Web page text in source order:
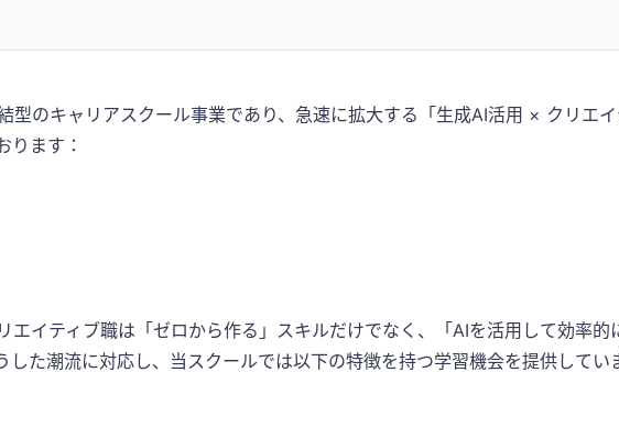
型のキャリアスクール事業であり、急速に拡大する「生成AI活用 × クリエ
ります：
イティブ職は「ゼロから作る」スキルだけでなく、「AIを活用して効率的
た潮流に対応し、当スクールでは以下の特徴を持つ学習機会を提供してい